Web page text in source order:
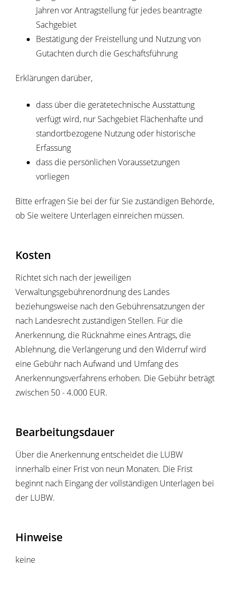
Jahren vor Antragstellung für jedes beantragte
Sachgebiet
Bestätigung der Freistellung und Nutzung von
Gutachten durch die Geschäftsführung
Erklärungen darüber,
dass über die gerätetechnische Ausstattung
verfügt wird, nur Sachgebiet Flächenhafte und
standortbezogene Nutzung oder historische
Erfassung
dass die persönlichen Voraussetzungen
vorliegen
Bitte erfragen Sie bei der für Sie zuständigen Behörde,
ob Sie weitere Unterlagen einreichen müssen.
Kosten
Richtet sich nach der jeweiligen
Verwaltungsgebührenordnung des Landes
beziehungsweise nach den Gebührensatzungen der
nach Landesrecht zuständigen Stellen. Für die
Anerkennung, die Rücknahme eines Antrags, die
Ablehnung, die Verlängerung und den Widerruf wird
eine Gebühr nach Aufwand und Umfang des
Anerkennungsverfahrens erhoben. Die Gebühr beträgt
zwischen 50 - 4.000 EUR.
Bearbeitungsdauer
Über die Anerkennung entscheidet die LUBW
innerhalb einer Frist von neun Monaten. Die Frist
beginnt nach Eingang der vollständigen Unterlagen bei
der LUBW.
Hinweise
keine